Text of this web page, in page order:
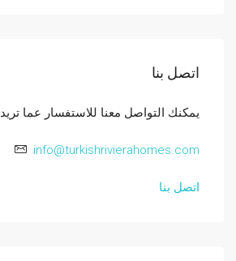
اتصل بنا
يمكنك التواصل معنا للاستفسار عما تريد
info@turkishrivierahomes.com
اتصل بنا